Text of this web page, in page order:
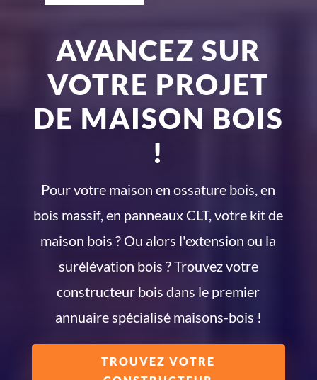
AVANCEZ SUR
VOTRE PROJET
DE MAISON BOIS
!
Pour votre maison en ossature bois, en
bois massif, en panneaux CLT, votre kit de
maison bois ? Ou alors l'extension ou la
surélévation bois ? Trouvez votre
constructeur bois dans le premier
annuaire spécialisé maisons-bois !
TROUVEZ VOTRE